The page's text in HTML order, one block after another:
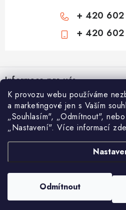
K provozu webu používáme
a marketingové jen s Vaším
„Souhlasím", „Odmítnout",
„Nastavení". Více informací
Odmítnout
+ 420
+ 420
á
pInformace pro vás
Zámečnické služby
Státní instituce
Bezpečnostní třídy - PYRAMIDA
Zabezpečení domů
Zabezpečení firem (administrativních
Nákupní košík
0KS /0
AAA Trezory VA
Vytvořil
. Všechna